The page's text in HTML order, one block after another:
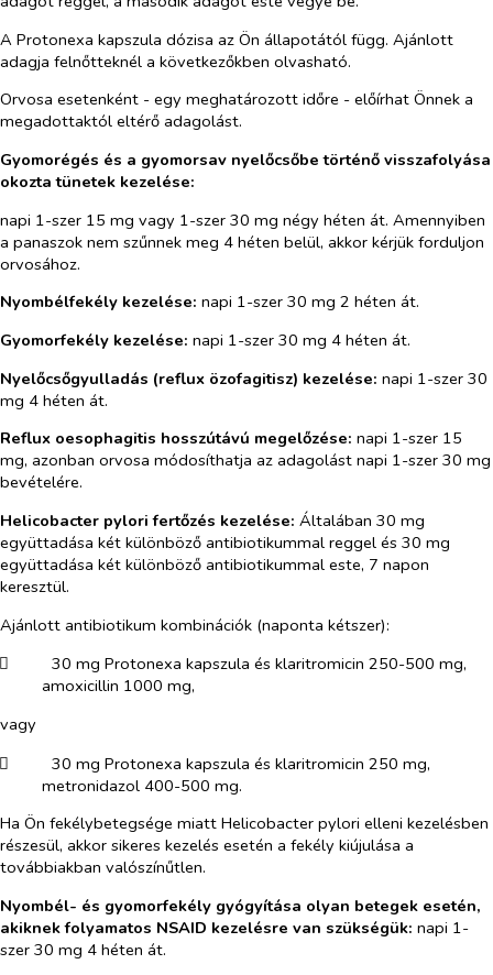
A Protonexa kapszula dózisa az Ön állapotától függ. Ajánlott
adagja felnőtteknél a következőkben olvasható.
Orvosa esetenként - egy meghatározott időre - előírhat Önnek a
megadottaktól eltérő adagolást.
Gyomorégés és a gyomorsav nyelőcsőbe történő visszafolyása
okozta tünetek kezelése:
napi 1-szer 15 mg vagy 1-szer 30 mg négy héten át. Amennyiben
a panaszok nem szűnnek meg 4 héten belül, akkor kérjük forduljon
orvosához.
Nyombélfekély kezelése: napi 1-szer 30 mg 2 héten át.
Gyomorfekély kezelése: napi 1-szer 30 mg 4 héten át.
Nyelőcsőgyulladás (reflux özofagitisz) kezelése: napi 1-szer 30
mg 4 héten át.
Reflux oesophagitis hosszútávú megelőzése: napi 1-szer 15
mg, azonban orvosa módosíthatja az adagolást napi 1-szer 30 mg
bevételére.
Helicobacter pylori fertőzés kezelése: Általában 30 mg
együttadása két különböző antibiotikummal reggel és 30 mg
együttadása két különböző antibiotikummal este, 7 napon
keresztül.
Ajánlott antibiotikum kombinációk (naponta kétszer):
​
30 mg Protonexa kapszula és klaritromicin 250-500 mg,
amoxicillin 1000 mg,
vagy
​
30 mg Protonexa kapszula és klaritromicin 250 mg,
metronidazol 400-500 mg.
Ha Ön fekélybetegsége miatt Helicobacter pylori elleni kezelésben
részesül, akkor sikeres kezelés esetén a fekély kiújulása a
továbbiakban valószínűtlen.
Nyombél- és gyomorfekély gyógyítása olyan betegek esetén,
akiknek folyamatos NSAID kezelésre van szükségük: napi 1-
szer 30 mg 4 héten át.